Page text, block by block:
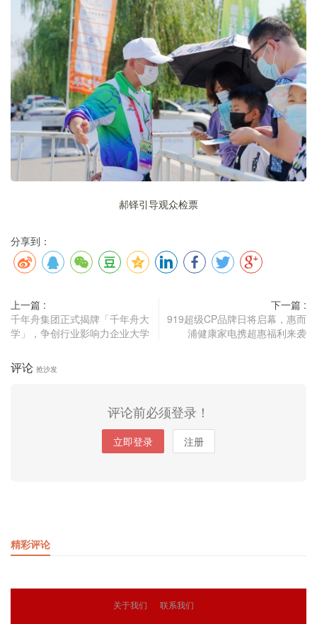
郝铎引导观众检票
分享到：
上一篇 :
千年舟集团正式揭牌「千年舟大
学」，争创行业影响力企业大学
下一篇 :
919超级CP品牌日将启幕，惠而
浦健康家电携超惠福利来袭
评论 抢沙发
评论前必须登录！
立即登录 注册
精彩评论
关于我们 联系我们